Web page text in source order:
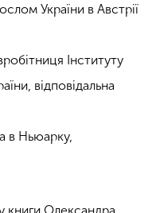
України в Австрії
Інституту
відповідальна
в Ньюарку,